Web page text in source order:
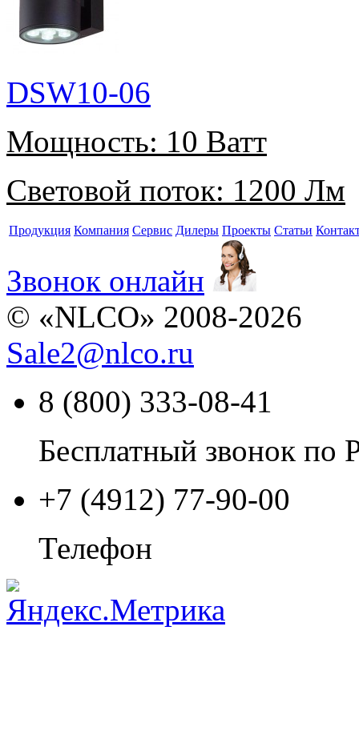
DSW10-06
Мощность: 10 Ватт
Световой поток: 1200 Лм
Продукция Компания Сервис Дилеры Проекты Статьи
Звонок онлайн
© «NLCO» 2008-2026
Sale2@nlco.ru
8 (800) 333-08-41
Бесплатный звонок по
+7 (4912) 77-90-00
Телефон